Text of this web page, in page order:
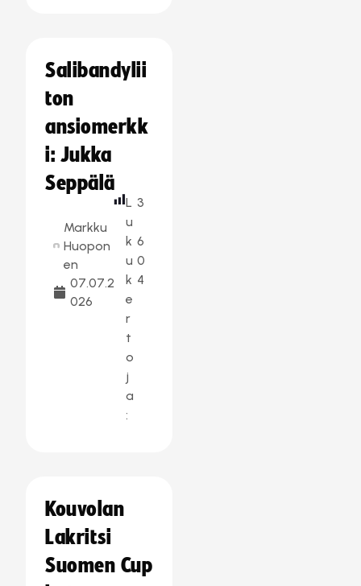
Salibandylii
ton
ansiomerkk
i: Jukka
Seppälä
Markku
Huopon
en
07.07.2
026
L
u
k
u
k
e
r
t
o
j
a
:
3
6
0
4
Kouvolan
Lakritsi
Suomen Cup